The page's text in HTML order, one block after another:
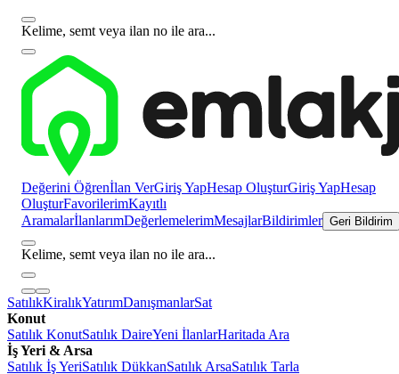
Kelime, semt veya ilan no ile ara...
Değerini Öğrenİlan VerGiriş YapHesap OluşturGiriş YapHesap
OluşturFavorilerimKayıtlı
AramalarİlanlarımDeğerlemelerimMesajlarBildirimler Geri Bildirim
Kelime, semt veya ilan no ile ara...
SatılıkKiralıkYatırımDanışmanlarSat
Konut
Satılık KonutSatılık DaireYeni İlanlarHaritada Ara
İş Yeri & Arsa
Satılık İş YeriSatılık DükkanSatılık ArsaSatılık Tarla